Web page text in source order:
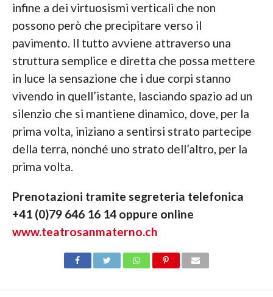
infine a dei virtuosismi verticali che non
possono però che precipitare verso il
pavimento. Il tutto avviene attraverso una
struttura semplice e diretta che possa mettere
in luce la sensazione che i due corpi stanno
vivendo in quell’istante, lasciando spazio ad un
silenzio che si mantiene dinamico, dove, per la
prima volta, iniziano a sentirsi strato partecipe
della terra, nonché uno strato dell’altro, per la
prima volta.
Prenotazioni tramite segreteria telefonica
+41 (0)79 646 16 14 oppure online
www.teatrosanmaterno.ch